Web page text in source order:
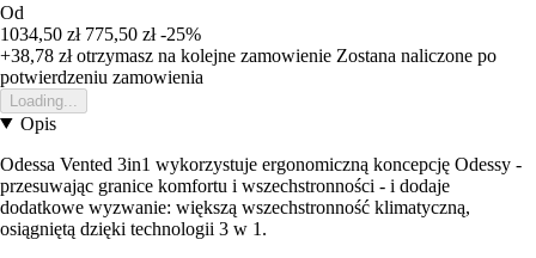
Od
1034,50 zł 775,50 zł -25%
+38,78 złotrzymasz na kolejne zamowienie Zostana naliczone po
potwierdzeniu zamowienia
Loading...
Opis
Odessa Vented 3in1 wykorzystuje ergonomiczną koncepcję Odessy -
przesuwając granice komfortu i wszechstronności - i dodaje
dodatkowe wyzwanie: większą wszechstronność klimatyczną,
osiągniętą dzięki technologii 3 w 1.